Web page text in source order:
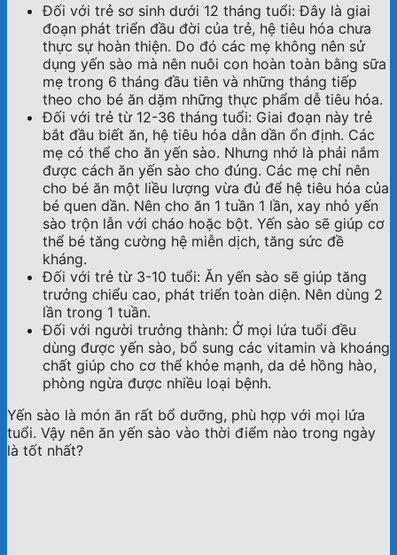
Đối với trẻ sơ sinh dưới 12 tháng tuổi: Đây là giai
đoạn phát triển đầu đời của trẻ, hệ tiêu hóa chưa
thực sự hoàn thiện. Do đó các mẹ không nên sử
dụng yến sào mà nên nuôi con hoàn toàn bằng sữa
mẹ trong 6 tháng đầu tiên và những tháng tiếp
theo cho bé ăn dặm những thực phẩm dễ tiêu hóa.
Đối với trẻ từ 12-36 tháng tuổi: Giai đoạn này trẻ
bắt đầu biết ăn, hệ tiêu hóa dẫn dần ổn định. Các
mẹ có thể cho ăn yến sào. Nhưng nhớ là phải nắm
được cách ăn yến sào cho đúng. Các mẹ chỉ nên
cho bé ăn một liều lượng vừa đủ để hệ tiêu hóa của
bé quen dần. Nên cho ăn 1 tuần 1 lần, xay nhỏ yến
sào trộn lẫn với cháo hoặc bột. Yến sào sẽ giúp cơ
thể bé tăng cường hệ miễn dịch, tăng sức đề
kháng.
Đối với trẻ từ 3-10 tuổi: Ăn yến sào sẽ giúp tăng
trưởng chiểu cao, phát triển toàn diện. Nên dùng 2
lần trong 1 tuần.
Đối với người trưởng thành: Ở mọi lứa tuổi đều
dùng được yến sào, bổ sung các vitamin và khoáng
chất giúp cho cơ thể khỏe mạnh, da dẻ hồng hào,
phòng ngừa được nhiều loại bệnh.
Yến sào là món ăn rất bổ dưỡng, phù hợp với mọi lứa
tuổi. Vậy nên ăn yến sào vào thời điểm nào trong ngày
là tốt nhất?